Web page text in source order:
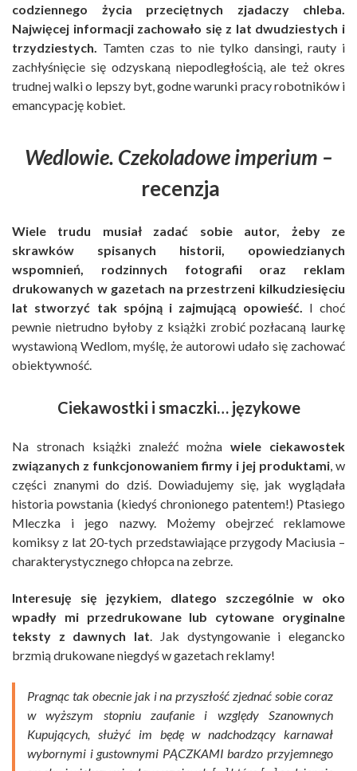
codziennego życia przeciętnych zjadaczy chleba.
Najwięcej informacji zachowało się z lat dwudziestych i
trzydziestych. Tamten czas to nie tylko dansingi, rauty i
zachłyśnięcie się odzyskaną niepodległością, ale też okres
trudnej walki o lepszy byt, godne warunki pracy robotników i
emancypację kobiet.
Wedlowie. Czekoladowe imperium –
recenzja
Wiele trudu musiał zadać sobie autor, żeby ze
skrawków spisanych historii, opowiedzianych
wspomnień, rodzinnych fotografii oraz reklam
drukowanych w gazetach na przestrzeni kilkudziesięciu
lat stworzyć tak spójną i zajmującą opowieść. I choć
pewnie nietrudno byłoby z książki zrobić pozłacaną laurkę
wystawioną Wedlom, myślę, że autorowi udało się zachować
obiektywność.
Ciekawostki i smaczki… językowe
Na stronach książki znaleźć można wiele ciekawostek
związanych z funkcjonowaniem firmy i jej produktami, w
części znanymi do dziś. Dowiadujemy się, jak wyglądała
historia powstania (kiedyś chronionego patentem!) Ptasiego
Mleczka i jego nazwy. Możemy obejrzeć reklamowe
komiksy z lat 20-tych przedstawiające przygody Maciusia –
charakterystycznego chłopca na zebrze.
Interesuję się językiem, dlatego szczególnie w oko
wpadły mi przedrukowane lub cytowane oryginalne
teksty z dawnych lat. Jak dystyngowanie i elegancko
brzmią drukowane niegdyś w gazetach reklamy!
Pragnąc tak obecnie jak i na przyszłość zjednać sobie coraz
w wyższym stopniu zaufanie i względy Szanownych
Kupujących, służyć im będę w nadchodzący karnawał
wybornymi i gustownymi PĄCZKAMI bardzo przyjemnego